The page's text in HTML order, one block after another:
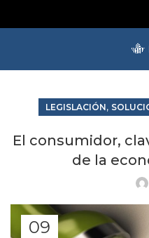
LEGISLACIÓN,
El consumidor,
de la
09